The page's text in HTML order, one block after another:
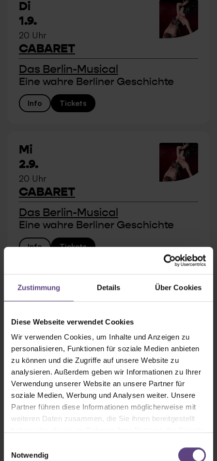
Zustimmung Details Über Cookies
Diese Webseite verwendet Cookies
Wir verwenden Cookies, um Inhalte und Anzeigen zu
personalisieren, Funktionen für soziale Medien anbieten
zu können und die Zugriffe auf unsere Website zu
analysieren. Außerdem geben wir Informationen zu Ihrer
Verwendung unserer Website an unsere Partner für
soziale Medien, Werbung und Analysen weiter. Unsere
Partner führen diese Informationen möglicherweise mit
weiteren Daten zusammen, die Sie ihnen bereitgestellt
Notwendig
Di
1.9.
20 Uhr
CABARET
Das Berlin-Musical
Eine wahre Berliner Geschichte
Info Tickets
Mi
2.9.
20 Uhr
CABARET
Das Berlin-Musical
Eine wahre Berliner Geschichte
Info Tickets
Do
20 Uhr
CABARET
Das Berlin-Musical
Eine wahre Berliner Geschichte
Info Tickets
Fr
4.9.